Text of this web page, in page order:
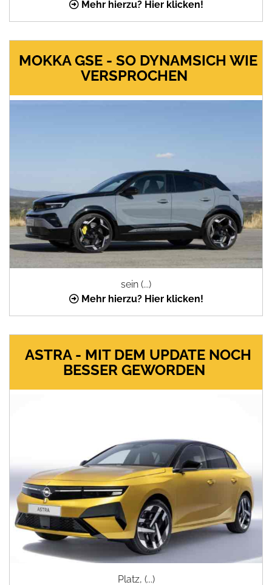
Mehr hierzu? Hier klicken!
MOKKA GSE - SO DYNAMSICH WIE
VERSPROCHEN
sein (...)
Mehr hierzu? Hier klicken!
ASTRA - MIT DEM UPDATE NOCH
BESSER GEWORDEN
Platz, (...)